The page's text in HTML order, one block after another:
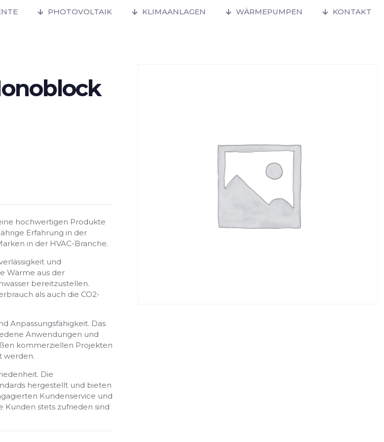
PHOTOVOLTAIK KLIMAANLAGEN WÄRMEPUMPEN KONTAKT
hochwertigen Produkte
Erfahrung in der
in der HVAC-Branche.
und
Wärme aus der
bereitzustellen.
als auch die CO2-
Anpassungsfähigkeit. Das
Anwendungen und
kommerziellen Projekten
werden.
Die
hergestellt und bieten
Kundenservice und
Kunden stets zufrieden sind